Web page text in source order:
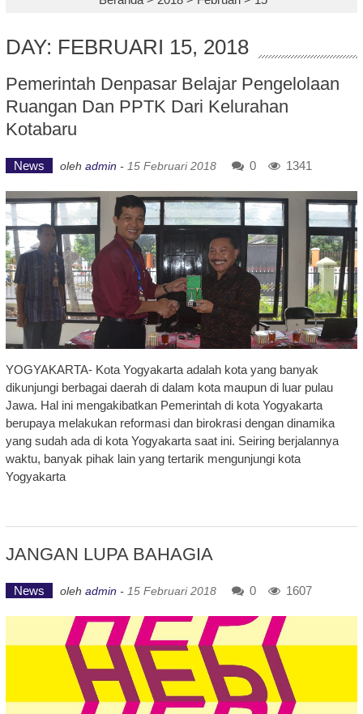
DAY: FEBRUARI 15, 2018
Pemerintah Denpasar Belajar Pengelolaan
Ruangan Dan PPTK Dari Kelurahan
Kotabaru
News oleh admin - 15 Februari 2018 0 1341
YOGYAKARTA- Kota Yogyakarta adalah kota yang banyak
dikunjungi berbagai daerah di dalam kota maupun di luar pulau
Jawa. Hal ini mengakibatkan Pemerintah di kota Yogyakarta
berupaya melakukan reformasi dan birokrasi dengan dinamika
yang sudah ada di kota Yogyakarta saat ini. Seiring berjalannya
waktu, banyak pihak lain yang tertarik mengunjungi kota
Yogyakarta
JANGAN LUPA BAHAGIA
News oleh admin - 15 Februari 2018 0 1607